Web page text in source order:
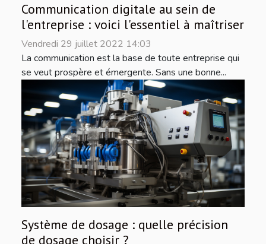
Communication digitale au sein de
l'entreprise : voici l'essentiel à maîtriser
Vendredi 29 juillet 2022 14:03
La communication est la base de toute entreprise qui
se veut prospère et émergente. Sans une bonne...
Système de dosage : quelle précision
de dosage choisir ?